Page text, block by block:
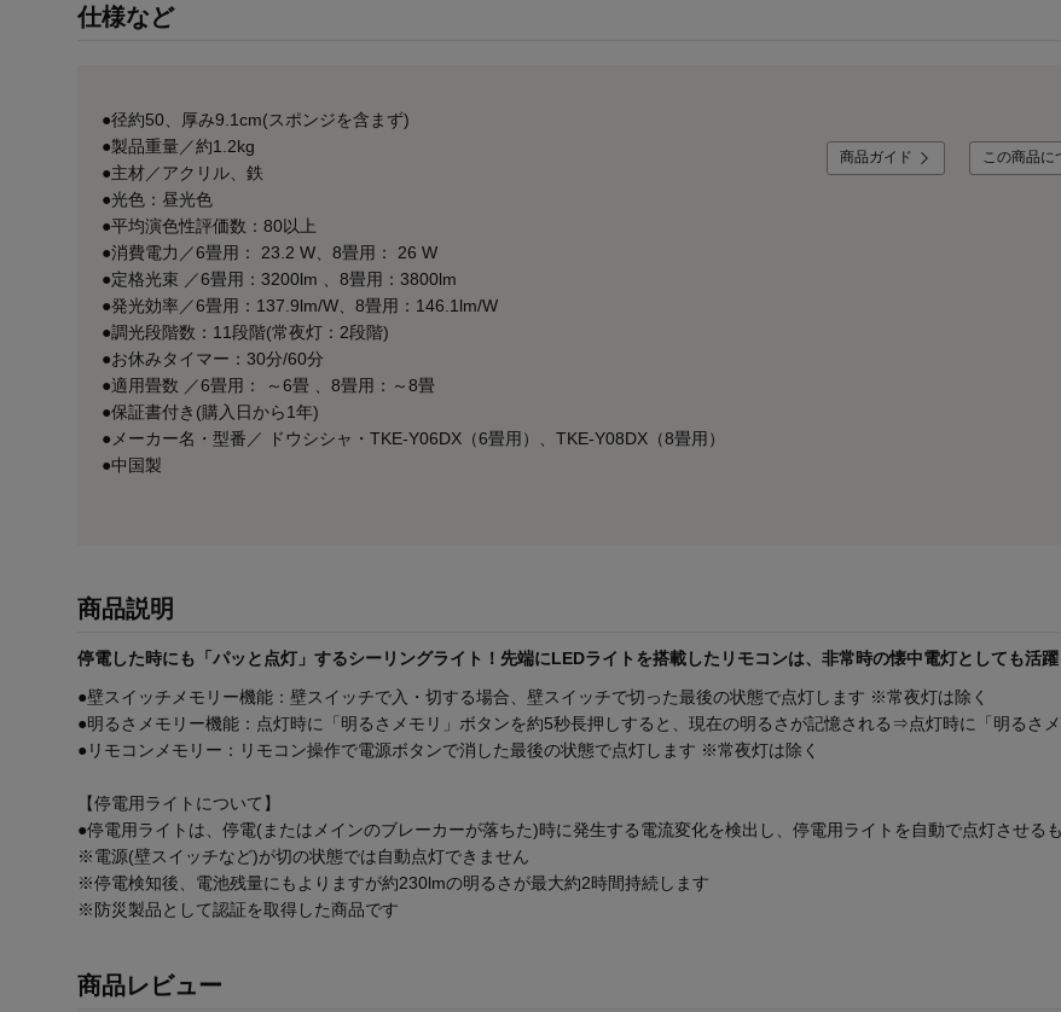
仕様など
●径約50、厚み9.1cm(スポンジを含まず)
●製品重量／約1.2kg
●主材／アクリル、鉄
●光色：昼光色
●平均演色性評価数：80以上
●消費電力／6畳用： 23.2 W、8畳用： 26 W
●定格光束 ／6畳用：3200lm 、8畳用：3800lm
●発光効率／6畳用：137.9lm/W、8畳用：146.1lm/W
●調光段階数：11段階(常夜灯：2段階)
●お休みタイマー：30分/60分
●適用畳数 ／6畳用： ～6畳 、8畳用：～8畳
●保証書付き(購入日から1年)
●メーカー名・型番／ ドウシシャ・TKE-Y06DX（6畳用）、TKE-Y08DX（8畳用）
●中国製
商品ガイド この商品に
商品説明
停電した時にも「パッと点灯」するシーリングライト！先端にLEDライトを搭載したリモコンは、非常時の懐中電灯としても活躍
●壁スイッチメモリー機能：壁スイッチで入・切する場合、壁スイッチで切った最後の状態で点灯します ※常夜灯は除く
●明るさメモリー機能：点灯時に「明るさメモリ」ボタンを約5秒長押しすると、現在の明るさが記憶される⇒点灯時に「明るさ
●リモコンメモリー：リモコン操作で電源ボタンで消した最後の状態で点灯します ※常夜灯は除く
【停電用ライトについて】
●停電用ライトは、停電(またはメインのブレーカーが落ちた)時に発生する電流変化を検出し、停電用ライトを自動で点灯させるも
※電源(壁スイッチなど)が切の状態では自動点灯できません
※停電検知後、電池残量にもよりますが約230lmの明るさが最大約2時間持続します
※防災製品として認証を取得した商品です
商品レビュー